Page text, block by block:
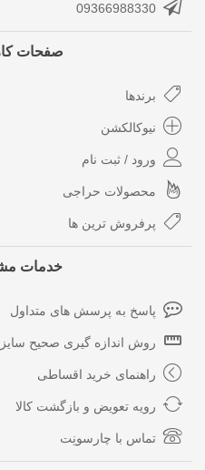
09366988330
صفحات
برندها
نیوکالکشن
ورود / ثبت نام
محصولات حراجی
پرفروش ترین ها
خدمات
پاسخ به پرسش های متداول
روش اندازه گیری صحیح سایز
راهنمای خرید اقساطی
رویه تعویض و بازگشت کالا
تماس با چارسونِت